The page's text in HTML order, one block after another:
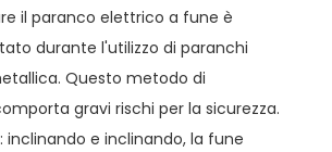
il paranco elettrico a fune è
durante l'utilizzo di paranchi
Questo metodo di
gravi rischi per la sicurezza.
inclinando e inclinando, la fune